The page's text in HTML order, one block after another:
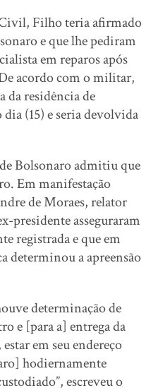
Filho teria afirmado
e que lhe pediram
em reparos após
acordo com o militar,
da residência de
(15) e seria devolvida
Bolsonaro admitiu que
Em manifestação
de Moraes, relator
presidente asseguraram
registrada e que em
determinou a apreensão
determinação de
e [para a] entrega da
em seu endereço
hodiernamente
escreveu o